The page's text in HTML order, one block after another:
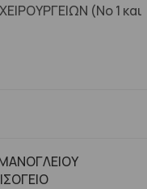
(Νο 1 και